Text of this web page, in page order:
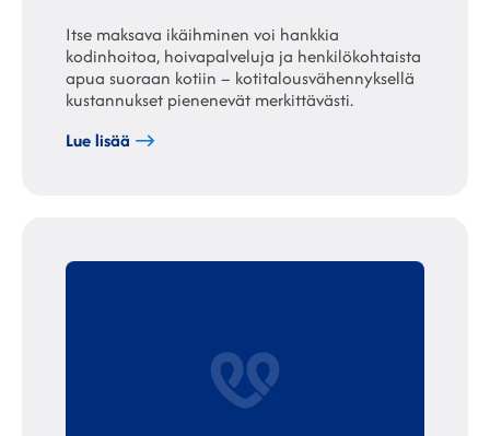
Itse maksava ikäihminen voi hankkia
kodinhoitoa, hoivapalveluja ja henkilökohtaista
apua suoraan kotiin – kotitalousvähennyksellä
kustannukset pienenevät merkittävästi.
Lue lisää